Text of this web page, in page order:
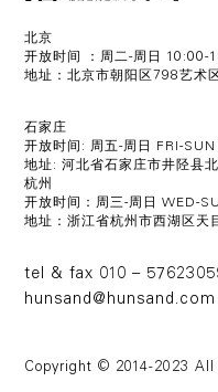
北京
开放时间 ：周二-周日 10:00-
地址：北京市朝阳区798艺术
石家庄
开放时间: 周五-周日 FRI-
地址: 河北省石家庄市井陉县
杭州
开放时间：周三-周日 WED-
地址：浙江省杭州市西湖区天
tel & fax 010 –
hunsand@hunsand.com
Copyright © 2014-2023